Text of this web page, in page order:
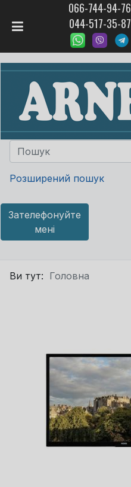
066-744-94-76
044-517-35-87
Розширений пошук
Зателефонуйте
мені
Ви тут: Головна